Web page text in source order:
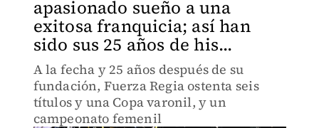
apasionado sueño a una
exitosa franquicia; así han
sido sus 25 años de his...
A la fecha y 25 años después de su
fundación, Fuerza Regia ostenta seis
títulos y una Copa varonil, y un
campeonato femenil